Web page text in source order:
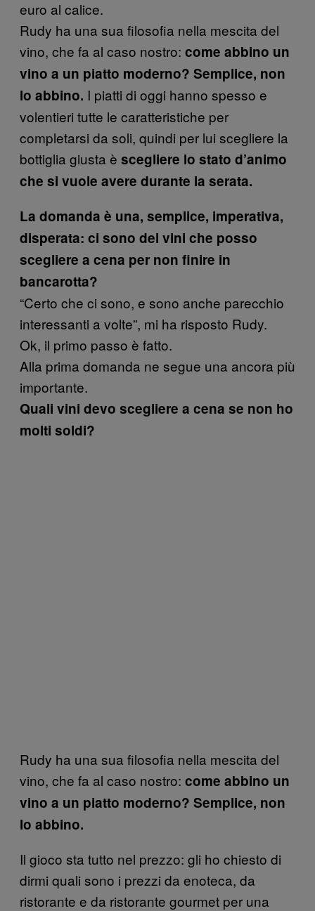
euro al calice.
Rudy ha una sua filosofia nella mescita del
vino, che fa al caso nostro: come abbino un
vino a un piatto moderno? Semplice, non
lo abbino. I piatti di oggi hanno spesso e
volentieri tutte le caratteristiche per
completarsi da soli, quindi per lui scegliere la
bottiglia giusta è scegliere lo stato d’animo
che si vuole avere durante la serata.
La domanda è una, semplice, imperativa,
disperata: ci sono dei vini che posso
scegliere a cena per non finire in
bancarotta?
“Certo che ci sono, e sono anche parecchio
interessanti a volte”, mi ha risposto Rudy.
Ok, il primo passo è fatto.
Alla prima domanda ne segue una ancora più
importante.
Quali vini devo scegliere a cena se non ho
molti soldi?
Rudy ha una sua filosofia nella mescita del
vino, che fa al caso nostro: come abbino un
vino a un piatto moderno? Semplice, non
lo abbino.
Il gioco sta tutto nel prezzo: gli ho chiesto di
dirmi quali sono i prezzi da enoteca, da
ristorante e da ristorante gourmet per una